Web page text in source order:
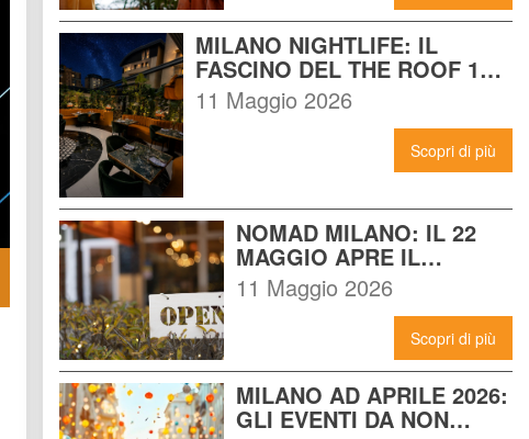
MILANO NIGHTLIFE: IL
FASCINO DEL THE ROOF 14
INCONTRA L'ENERGIA DEL
NOMAD
11 Maggio 2026
Scopri di più
NOMAD MILANO: IL 22
MAGGIO APRE IL
LOCALE CHE CAMBIERÀ I
VENERDÌ SERA A MILANO
11 Maggio 2026
Scopri di più
MILANO AD APRILE 2026:
GLI EVENTI DA NON